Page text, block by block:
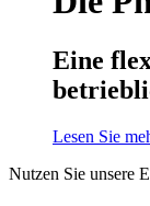
Eine
Lesen Sie
Nutzen Sie unsere